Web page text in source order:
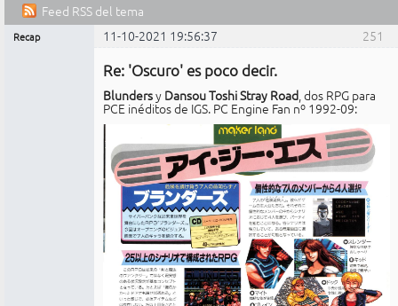
Feed RSS del tema
251
Recap 11-10-2021 19:56:37
Re: 'Oscuro' es poco decir.
Blundersy Dansou Toshi Stray Road, dos RPG para
PCE inéditos de IGS. PC Engine Fan nº 1992-09: